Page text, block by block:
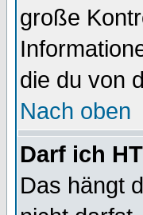
große
die du von
Nach oben
Darf ich
Das hängt